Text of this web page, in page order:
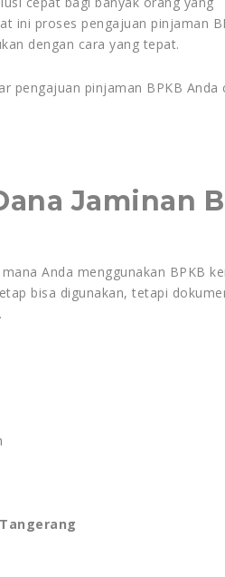
ini proses pengajuan pinjaman
dengan cara yang tepat.
pengajuan pinjaman BPKB Anda
Jaminan
Anda menggunakan BPKB
bisa digunakan, tetapi